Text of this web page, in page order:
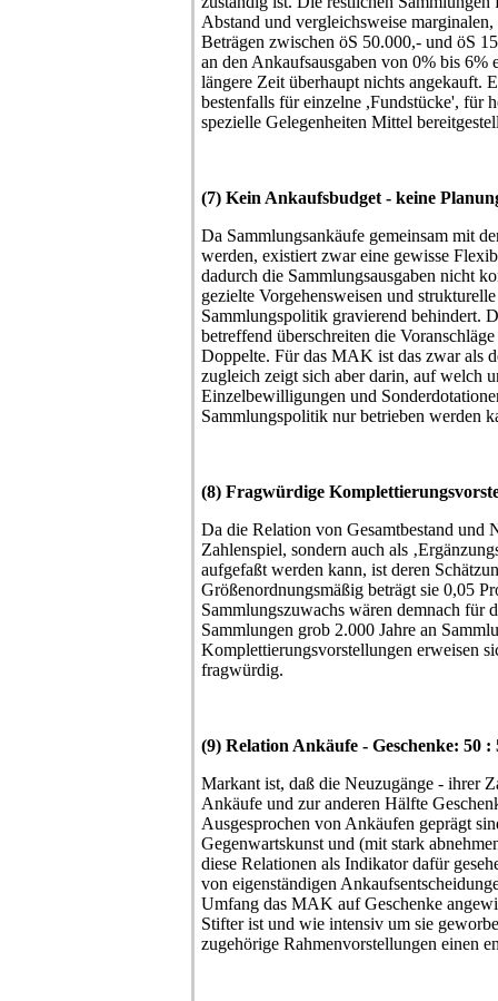
Abstand und vergleichsweise
Beträgen zwischen öS 50.000,- und öS
an den Ankaufsausgaben von 0% bis
längere Zeit überhaupt nichts angekauft.
bestenfalls für einzelne ,Fundstücke', für
spezielle Gelegenheiten Mittel
(7) Kein Ankaufsbudget - keine
Da Sammlungsankäufe gemeinsam mit
werden, existiert zwar eine gewisse
dadurch die Sammlungsausgaben nicht
gezielte Vorgehensweisen und
Sammlungspolitik gravierend behindert.
betreffend überschreiten die
Doppelte. Für das MAK ist das zwar als
zugleich zeigt sich aber darin, auf welch
Einzelbewilligungen und
Sammlungspolitik nur betrieben werden
(8) Fragwürdige
Da die Relation von Gesamtbestand und
Zahlenspiel, sondern auch als
aufgefaßt werden kann, ist deren
Größenordnungsmäßig beträgt sie 0,05
Sammlungszuwachs wären demnach für
Sammlungen grob 2.000 Jahre an
Komplettierungsvorstellungen erweisen
fragwürdig.
(9) Relation Ankäufe - Geschenke: 50 :
Markant ist, daß die Neuzugänge - ihrer
Ankäufe und zur anderen Hälfte
Ausgesprochen von Ankäufen geprägt
Gegenwartskunst und (mit stark
diese Relationen als Indikator dafür
von eigenständigen
Umfang das MAK auf Geschenke
Stifter ist und wie intensiv um sie
zugehörige Rahmenvorstellungen einen